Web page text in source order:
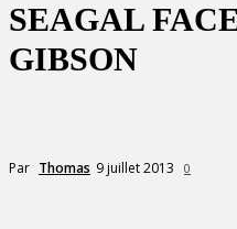
SEAGAL
GIBSON
Par Thomas 9 juillet 2013 0